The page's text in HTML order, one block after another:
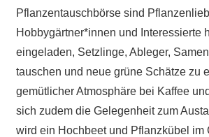
Pflanzentauschbörse sind
Hobbygärtner*innen und Interessierte
eingeladen, Setzlinge, Ableger,
tauschen und neue grüne Schätze zu
gemütlicher Atmosphäre bei Kaffee
sich zudem die Gelegenheit zum
wird ein Hochbeet und Pflanzkübel im